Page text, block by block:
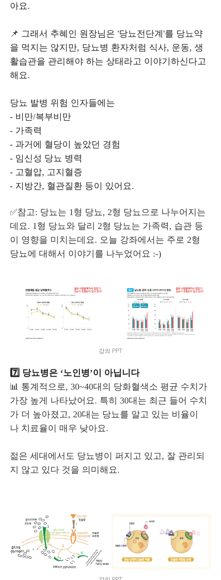
아요.
📌 그래서 추혜인 원장님은 '당뇨전단계'를 당뇨약
을 먹지는 않지만, 당뇨병 환자처럼 식사, 운동, 생
활습관을 관리해야 하는 상태라고 이야기하신다고
해요.
당뇨 발병 위험 인자들에는
- 비만/복부비만
- 가족력
- 과거에 혈당이 높았던 경험
- 임신성 당뇨 병력
- 고혈압, 고지혈증
- 지방간, 혈관질환 등이 있어요.
✅참고: 당뇨는 1형 당뇨, 2형 당뇨으로 나누어지는
데요. 1형 당뇨와 달리 2형 당뇨는 가족력, 습관 등
이 영향을 미치는데요. 오늘 강좌에서는 주로 2형
당뇨에 대해서 이야기를 나누었어요 :-)
강의 PPT
7️⃣ 당뇨병은 ‘노인병’이 아닙니다
📊 통계적으로, 30~40대의 당화혈색소 평균 수치가
가장 높게 나타났어요. 특히 30대는 최근 들어 수치
가 더 높아졌고, 20대는 당뇨를 알고 있는 비율이
나 치료율이 매우 낮아요.
젊은 세대에서도 당뇨병이 퍼지고 있고, 잘 관리되
지 않고 있다 것을 의미해요.